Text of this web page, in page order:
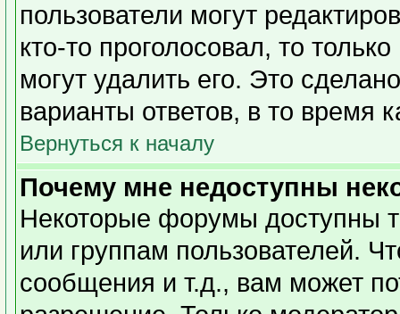
пользователи могут
кто-то проголосовал, то
могут удалить его. Это
варианты ответов, в то время
Вернуться к началу
Почему мне недоступны
Некоторые форумы доступны
или группам пользователей.
сообщения и т.д., вам может